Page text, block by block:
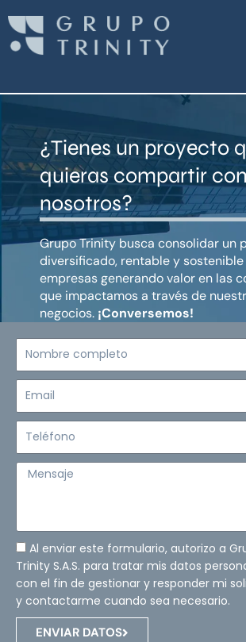
contenido
¿Tienes un proyecto
quieras compartir con
nosotros?
Grupo Trinity busca consolidar un
diversificado, rentable y
empresas generando valor en las
que impactamos a través de
negocios. ¡Conversemos!
Mensaje
Al enviar este formulario, autorizo a
Trinity S.A.S. para tratar mis datos
con el fin de gestionar y responder mi
y contactarme cuando sea necesario.
ENVIAR DATOS